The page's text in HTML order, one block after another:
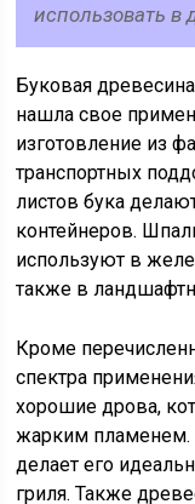
использовать в
Буковая
нашла свое
изготовление из
транспортных
листов бука
контейнеров.
используют в
также в
Кроме
спектра
хорошие дрова,
жарким пламенем.
делает его
гриля. Также